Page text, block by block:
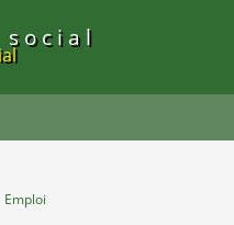
Emploi